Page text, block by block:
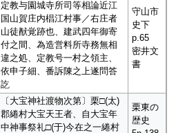
定教与園城寺所司等相論近江
国山賀庄内椙江村事／右庄者
山徒猷覚跡也、建武四年御寄
付之間、為造営料所寺務無相
違之処、定教号一村之領主、
依申子細、番訴陳之上遂問答
訖
守山市
史下
p.65
密井文
書
〔大宝神社渡物次第〕栗□(太)
郡綣村大宝天王者、自大宝年
中神事祭礼□(于)今在之一綣村
栗東の
歴史